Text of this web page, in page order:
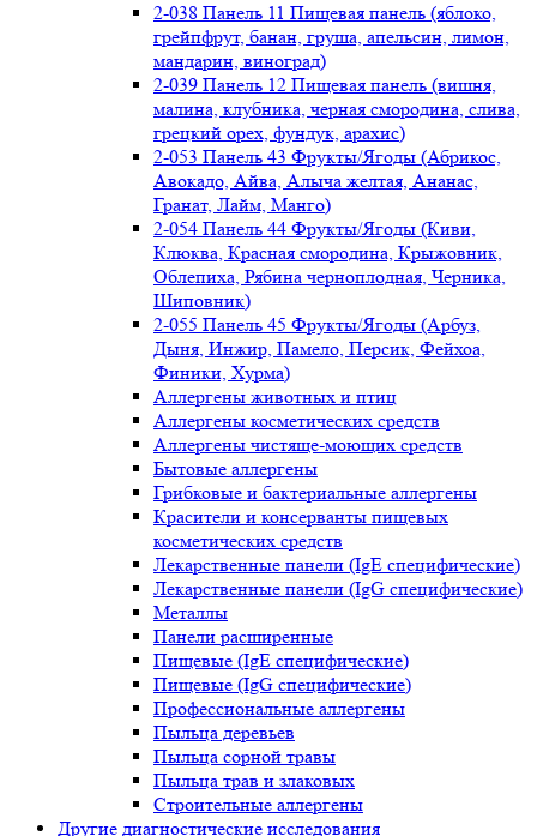
2-038 Панель 11 Пищевая панель (яблоко,
грейпфрут, банан, груша, апельсин, лимон,
мандарин, виноград)
2-039 Панель 12 Пищевая панель (вишня,
малина, клубника, черная смородина, слива,
грецкий орех, фундук, арахис)
2-053 Панель 43 Фрукты/Ягоды (Абрикос,
Авокадо, Айва, Алыча желтая, Ананас,
Гранат, Лайм, Манго)
2-054 Панель 44 Фрукты/Ягоды (Киви,
Клюква, Красная смородина, Крыжовник,
Облепиха, Рябина черноплодная, Черника,
Шиповник)
2-055 Панель 45 Фрукты/Ягоды (Арбуз,
Дыня, Инжир, Памело, Персик, Фейхоа,
Финики, Хурма)
Аллергены животных и птиц
Аллергены косметических средств
Аллергены чистяще-моющих средств
Бытовые аллергены
Грибковые и бактериальные аллергены
Красители и консерванты пищевых
косметических средств
Лекарственные панели (IgE специфические)
Лекарственные панели (IgG специфические)
Металлы
Панели расширенные
Пищевые (IgE специфические)
Пищевые (IgG специфические)
Профессиональные аллергены
Пыльца деревьев
Пыльца сорной травы
Пыльца трав и злаковых
Строительные аллергены
Другие диагностические исследования